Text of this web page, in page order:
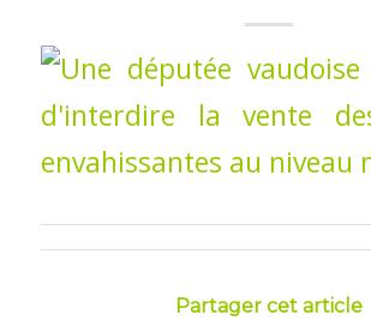
Partager cet article